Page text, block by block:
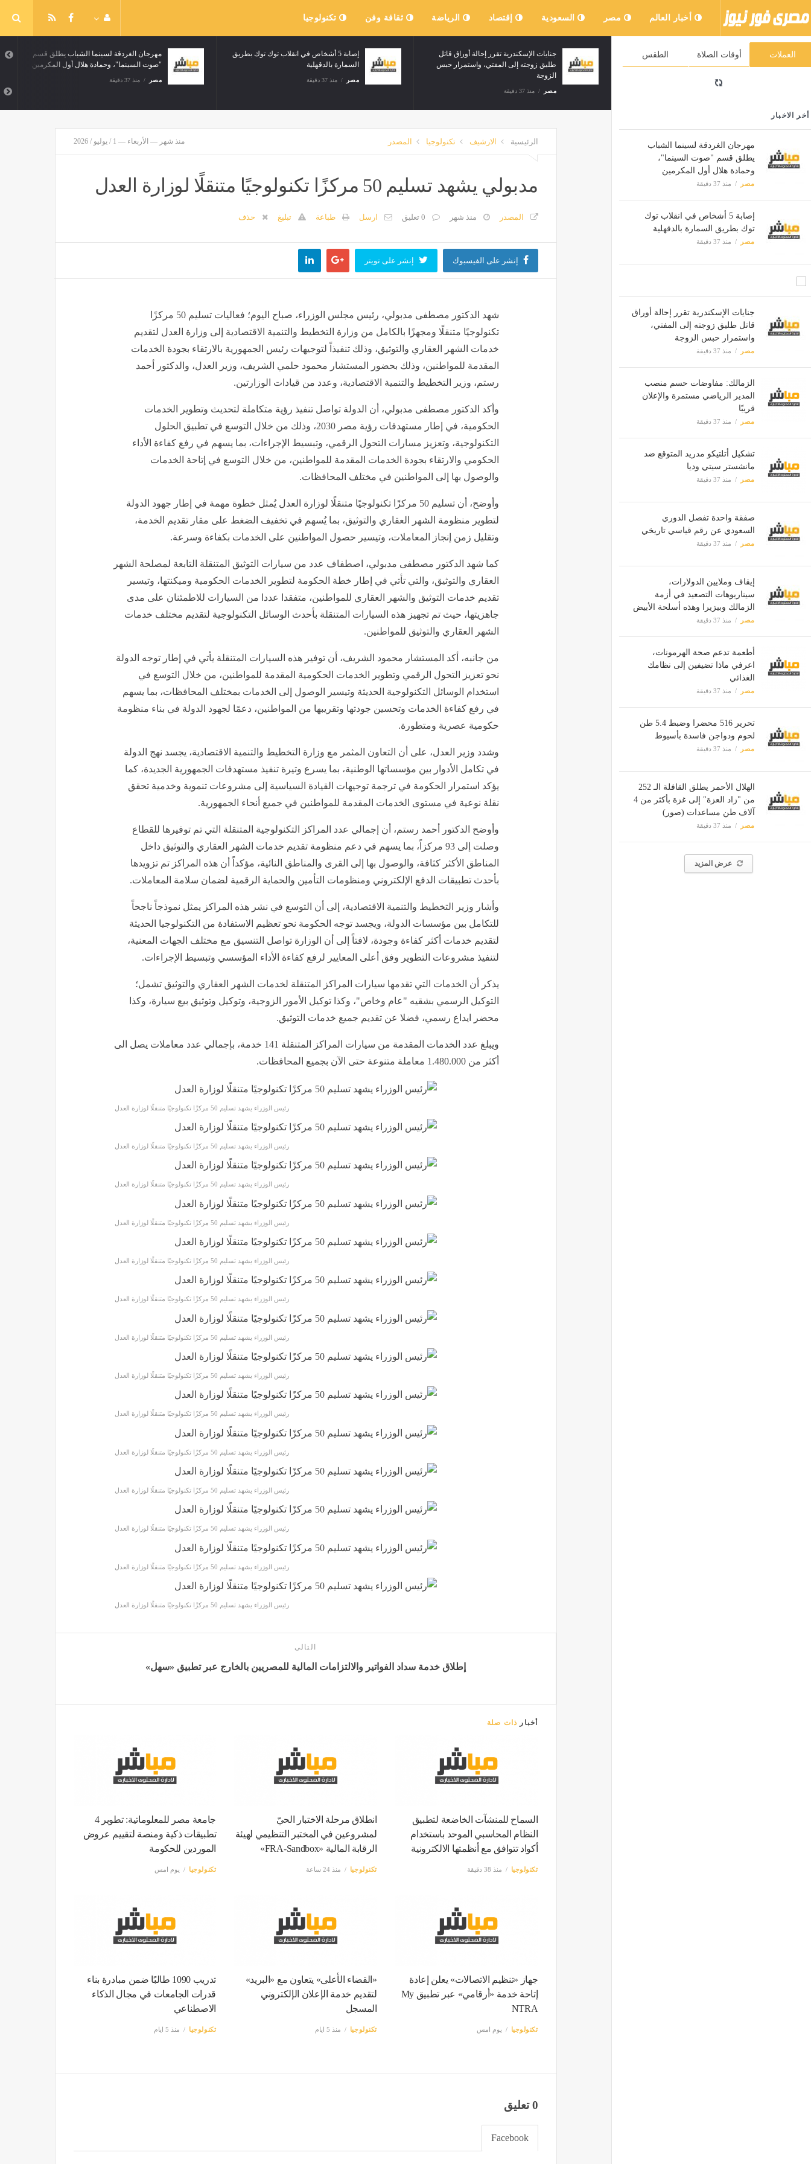
أخبار العالم مصر السعودية إقتصاد الرياضة ثقافة وفن تكنولوجيا
العملات أوقات الصلاة الطقس
أخر الاخبار
مهرجان الغردقة لسينما الشباب
يطلق قسم "صوت السينما"،
وحمادة هلال أول المكرمين
مصر منذ 37 دقيقة
إصابة 5 أشخاص في انقلاب توك
توك بطريق السمارة بالدقهلية
مصر منذ 37 دقيقة
جنايات الإسكندرية تقرر إحالة أوراق
قاتل طليق زوجته إلى المفتي،
واستمرار حبس الزوجة
مصر منذ 37 دقيقة
الزمالك: مفاوضات حسم منصب
المدير الرياضي مستمرة والإعلان
قريبًا
مصر منذ 37 دقيقة
تشكيل أتلتيكو مدريد المتوقع ضد
مانشستر سيتي وديا
مصر منذ 37 دقيقة
صفقة واحدة تفصل الدوري
السعودي عن رقم قياسي تاريخي
مصر منذ 37 دقيقة
إيقاف وملايين الدولارات،
سيناريوهات التصعيد في أزمة
الزمالك وبيزيرا وهذه أسلحة الأبيض
مصر منذ 37 دقيقة
أطعمة تدعم صحة الهرمونات،
اعرفي ماذا تضيفين إلى نظامك
الغذائي
مصر منذ 37 دقيقة
تحرير 516 محضرا وضبط 5.4 طن
لحوم ودواجن فاسدة بأسيوط
مصر منذ 37 دقيقة
الهلال الأحمر يطلق القافلة الـ 252
من "زاد العزة" إلى غزة بأكثر من 4
آلاف طن مساعدات (صور)
مصر منذ 37 دقيقة
عرض المزيد
إصابة 5 أشخاص في انقلاب توك توك بطريق
السمارة بالدقهلية
جنايات الإسكندرية تقرر إحالة أوراق قاتل
طليق زوجته إلى المفتي، واستمرار حبس
الزمالك: مفاوضات حسم منصب المدير
الرياضي مستمرة والإعلان قريبًا
تشكيل أتلتيكو مدريد المتوقع ضد مانشستر
الرئيسية الارشيف تكنولوجيا المصدر منذ شهر — الأربعاء — 1 / يوليو / 2026
مدبولي يشهد تسليم 50 مركزًا تكنولوجيًا متنقلًا لوزارة العدل
المصدر منذ شهر 0 تعليق ارسل طباعة تبليغ حذف
إنشر على الفيسبوك إنشر على تويتر
شهد الدكتور مصطفى مدبولي، رئيس مجلس الوزراء، صباح اليوم؛ فعاليات تسليم 50 مركزًا
تكنولوجيًا متنقلًا ومجهزًا بالكامل من وزارة التخطيط والتنمية الاقتصادية إلى وزارة العدل لتقديم
خدمات الشهر العقاري والتوثيق، وذلك تنفيذاً لتوجيهات رئيس الجمهورية بالارتقاء بجودة الخدمات
المقدمة للمواطنين، وذلك بحضور المستشار محمود حلمي الشريف، وزير العدل، والدكتور أحمد
رستم، وزير التخطيط والتنمية الاقتصادية، وعدد من قيادات الوزارتين.
وأكد الدكتور مصطفى مدبولي، أن الدولة تواصل تنفيذ رؤية متكاملة لتحديث وتطوير الخدمات
الحكومية، في إطار مستهدفات رؤية مصر 2030، وذلك من خلال التوسع في تطبيق الحلول
التكنولوجية، وتعزيز مسارات التحول الرقمي، وتبسيط الإجراءات، بما يسهم في رفع كفاءة الأداء
الحكومي والارتقاء بجودة الخدمات المقدمة للمواطنين، من خلال التوسع في إتاحة الخدمات
والوصول بها إلى المواطنين في مختلف المحافظات.
وأوضح، أن تسليم 50 مركزًا تكنولوجيًا متنقلًا لوزارة العدل يُمثل خطوة مهمة في إطار جهود الدولة
لتطوير منظومة الشهر العقاري والتوثيق، بما يُسهم في تخفيف الضغط على مقار تقديم الخدمة،
وتقليل زمن إنجاز المعاملات، وتيسير حصول المواطنين على الخدمات بكفاءة وسرعة.
كما شهد الدكتور مصطفى مدبولي، اصطفاف عدد من سيارات التوثيق المتنقلة التابعة لمصلحة الشهر
العقاري والتوثيق، والتي تأتي في إطار خطة الحكومة لتطوير الخدمات الحكومية وميكنتها، وتيسير
تقديم خدمات التوثيق والشهر العقاري للمواطنين، متفقدا عددا من السيارات للاطمئنان على مدى
جاهزيتها، حيث تم تجهيز هذه السيارات المتنقلة بأحدث الوسائل التكنولوجية لتقديم مختلف خدمات
الشهر العقاري والتوثيق للمواطنين.
من جانبه، أكد المستشار محمود الشريف، أن توفير هذه السيارات المتنقلة يأتي في إطار توجه الدولة
نحو تعزيز التحول الرقمي وتطوير الخدمات الحكومية المقدمة للمواطنين، من خلال التوسع في
استخدام الوسائل التكنولوجية الحديثة وتيسير الوصول إلى الخدمات بمختلف المحافظات، بما يسهم
في رفع كفاءة الخدمات وتحسين جودتها وتقريبها من المواطنين، دعمًا لجهود الدولة في بناء منظومة
حكومية عصرية ومتطورة.
وشدد وزير العدل، على أن التعاون المثمر مع وزارة التخطيط والتنمية الاقتصادية، يجسد نهج الدولة
في تكامل الأدوار بين مؤسساتها الوطنية، بما يسرع وتيرة تنفيذ مستهدفات الجمهورية الجديدة، كما
يؤكد استمرار الحكومة في ترجمة توجيهات القيادة السياسية إلى مشروعات تنموية وخدمية تحقق
نقلة نوعية في مستوى الخدمات المقدمة للمواطنين في جميع أنحاء الجمهورية.
وأوضح الدكتور أحمد رستم، أن إجمالي عدد المراكز التكنولوجية المتنقلة التي تم توفيرها للقطاع
وصلت إلى 93 مركزاً، بما يسهم في دعم منظومة تقديم خدمات الشهر العقاري والتوثيق داخل
المناطق الأكثر كثافة، والوصول بها إلى القرى والمناطق النائية، مؤكداً أن هذه المراكز تم تزويدها
بأحدث تطبيقات الدفع الإلكتروني ومنظومات التأمين والحماية الرقمية لضمان سلامة المعاملات.
وأشار وزير التخطيط والتنمية الاقتصادية، إلى أن التوسع في نشر هذه المراكز يمثل نموذجاً ناجحاً
للتكامل بين مؤسسات الدولة، ويجسد توجه الحكومة نحو تعظيم الاستفادة من التكنولوجيا الحديثة
لتقديم خدمات أكثر كفاءة وجودة، لافتاً إلى أن الوزارة تواصل التنسيق مع مختلف الجهات المعنية،
لتنفيذ مشروعات التطوير وفق أعلى المعايير لرفع كفاءة الأداء المؤسسي وتبسيط الإجراءات.
يذكر أن الخدمات التي تقدمها سيارات المراكز المتنقلة لخدمات الشهر العقاري والتوثيق تشمل؛
التوكيل الرسمي بشقيه "عام وخاص"، وكذا توكيل الأمور الزوجية، وتوكيل وتوثيق بيع سيارة، وكذا
محضر ايداع رسمي، فضلا عن تقديم جميع خدمات التوثيق.
ويبلغ عدد الخدمات المقدمة من سيارات المراكز المتنقلة 141 خدمة، بإجمالي عدد معاملات يصل الى
أكثر من 1.480.000 معاملة متنوعة حتى الآن بجميع المحافظات.
رئيس الوزراء يشهد تسليم 50 مركزًا تكنولوجيًا متنقلًا لوزارة العدل
رئيس الوزراء يشهد تسليم 50 مركزًا تكنولوجيًا متنقلًا لوزارة العدل
رئيس الوزراء يشهد تسليم 50 مركزًا تكنولوجيًا متنقلًا لوزارة العدل
رئيس الوزراء يشهد تسليم 50 مركزًا تكنولوجيًا متنقلًا لوزارة العدل
رئيس الوزراء يشهد تسليم 50 مركزًا تكنولوجيًا متنقلًا لوزارة العدل
رئيس الوزراء يشهد تسليم 50 مركزًا تكنولوجيًا متنقلًا لوزارة العدل
رئيس الوزراء يشهد تسليم 50 مركزًا تكنولوجيًا متنقلًا لوزارة العدل
رئيس الوزراء يشهد تسليم 50 مركزًا تكنولوجيًا متنقلًا لوزارة العدل
رئيس الوزراء يشهد تسليم 50 مركزًا تكنولوجيًا متنقلًا لوزارة العدل
رئيس الوزراء يشهد تسليم 50 مركزًا تكنولوجيًا متنقلًا لوزارة العدل
رئيس الوزراء يشهد تسليم 50 مركزًا تكنولوجيًا متنقلًا لوزارة العدل
رئيس الوزراء يشهد تسليم 50 مركزًا تكنولوجيًا متنقلًا لوزارة العدل
رئيس الوزراء يشهد تسليم 50 مركزًا تكنولوجيًا متنقلًا لوزارة العدل
رئيس الوزراء يشهد تسليم 50 مركزًا تكنولوجيًا متنقلًا لوزارة العدل
التالى
إطلاق خدمة سداد الفواتير والالتزامات المالية للمصريين بالخارج عبر تطبيق «سهل»
أخبار ذات صلة
السماح للمنشآت الخاضعة لتطبيق
النظام المحاسبي الموحد باستخدام
أكواد تتوافق مع أنظمتها الالكترونية
تكنولوجيا منذ 38 دقيقة
انطلاق مرحلة الاختبار الحيّ
لمشروعين في المختبر التنظيمي لهيئة
الرقابة المالية «FRA-Sandbox»
تكنولوجيا منذ 24 ساعة
جامعة مصر للمعلوماتية: تطوير 4
تطبيقات ذكية ومنصة لتقييم عروض
الموردين للحكومة
تكنولوجيا يوم امس
جهاز «تنظيم الاتصالات» يعلن إعادة
إتاحة خدمة «أرقامي» عبر تطبيق My
NTRA
تكنولوجيا يوم امس
«القضاء الأعلى» يتعاون مع «البريد»
لتقديم خدمة الإعلان الإلكتروني
المسجل
تكنولوجيا منذ 5 ايام
تدريب 1090 طالبًا ضمن مبادرة بناء
قدرات الجامعات في مجال الذكاء
الاصطناعي
تكنولوجيا منذ 5 ايام
0 تعليق
Facebook